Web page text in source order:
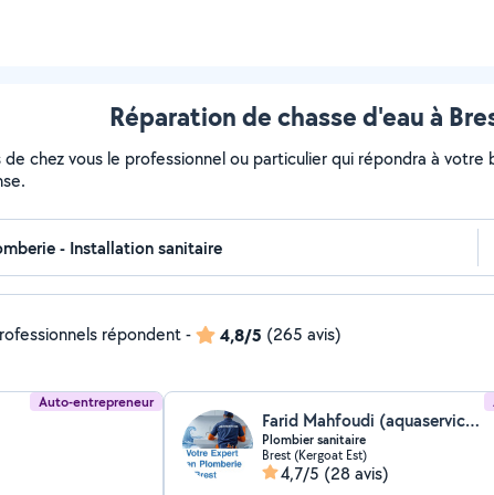
Réparation de chasse d'eau à
de chez vous le professionnel ou particulier qui répondra à
répondent- 4,8/5 (265 avis)
Auto-entrepreneur
Farid Mahfoudi (aquaservice29)
Plombier sanitaire
Brest (Kergoat Est)
4,7/5 (28 avis)